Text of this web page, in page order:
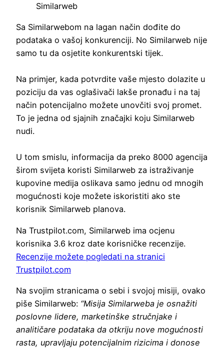
Similarweb
Sa Similarwebom na lagan način dođite do
podataka o vašoj konkurenciji. No Similarweb nije
samo tu da osjetite konkurentski tijek.
Na primjer, kada potvrdite vaše mjesto dolazite u
poziciju da vas oglašivači lakše pronađu i na taj
način potencijalno možete unovčiti svoj promet.
To je jedna od sjajnih značajki koju Similarweb
nudi.
U tom smislu, informacija da preko 8000 agencija
širom svijeta koristi Similarweb za istraživanje
kupovine medija oslikava samo jednu od mnogih
mogućnosti koje možete iskoristiti ako ste
korisnik Similarweb planova.
Na Trustpilot.com, Similarweb ima ocjenu
korisnika 3.6 kroz date korisničke recenzije.
Recenzije možete pogledati na stranici
Trustpilot.com
Na svojim stranicama o sebi i svojoj misiji, ovako
piše Similarweb: “Misija Similarweba je osnažiti
poslovne lidere, marketinške stručnjake i
analitičare podataka da otkriju nove mogućnosti
rasta, upravljaju potencijalnim rizicima i donose